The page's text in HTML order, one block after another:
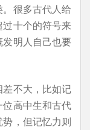
很多古代人给
十个的符号来
明人自己也要
不大，比如记
高中生和古代
，但记忆力则